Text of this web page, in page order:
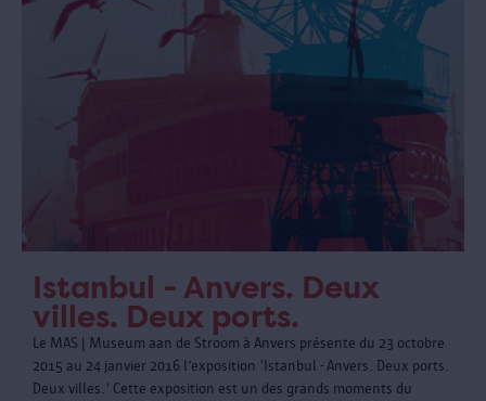
Istanbul - Anvers. Deux
villes. Deux ports.
Le MAS | Museum aan de Stroom à Anvers présente du 23 octobre
2015 au 24 janvier 2016 l’exposition 'Istanbul - Anvers. Deux ports.
Deux villes.' Cette exposition est un des grands moments du